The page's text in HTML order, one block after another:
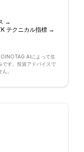
→
テクニカル指標→
AIによって生
です。投資アドバイスで
。